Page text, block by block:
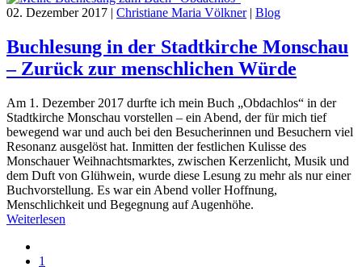
02. Dezember 2017 | Christiane Maria Völkner| Blog
Buchlesung in der Stadtkirche Monschau
– Zurück zur menschlichen Würde
Am 1. Dezember 2017 durfte ich mein Buch „Obdachlos“ in der
Stadtkirche Monschau vorstellen – ein Abend, der für mich tief
bewegend war und auch bei den Besucherinnen und Besuchern viel
Resonanz ausgelöst hat. Inmitten der festlichen Kulisse des
Monschauer Weihnachtsmarktes, zwischen Kerzenlicht, Musik und
dem Duft von Glühwein, wurde diese Lesung zu mehr als nur einer
Buchvorstellung. Es war ein Abend voller Hoffnung,
Menschlichkeit und Begegnung auf Augenhöhe.
Weiterlesen
1